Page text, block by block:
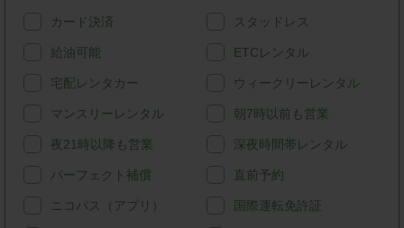
カード決済 スタッドレス
給油可能 ETCレンタル
宅配レンタカー ウィークリーレンタル
マンスリーレンタル 朝7時以前も営業
夜21時以降も営業 深夜時間帯レンタル
パーフェクト補償 直前予約
ニコパス（アプリ） 国際運転免許証